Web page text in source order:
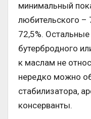
минимальный
любительского –
72,5%.
бутербродного
к маслам не
нередко можно
стабилизатора,
консерванты.